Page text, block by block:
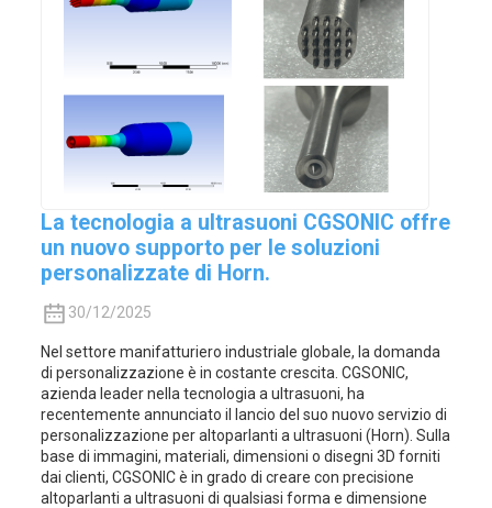
La tecnologia a ultrasuoni CGSONIC offre
un nuovo supporto per le soluzioni
personalizzate di Horn.
30/12/2025
Nel settore manifatturiero industriale globale, la domanda
di personalizzazione è in costante crescita. CGSONIC,
azienda leader nella tecnologia a ultrasuoni, ha
recentemente annunciato il lancio del suo nuovo servizio di
personalizzazione per altoparlanti a ultrasuoni (Horn). Sulla
base di immagini, materiali, dimensioni o disegni 3D forniti
dai clienti, CGSONIC è in grado di creare con precisione
altoparlanti a ultrasuoni di qualsiasi forma e dimensione